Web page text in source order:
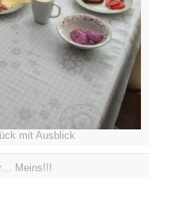
mit Ausblick
Meins!!!